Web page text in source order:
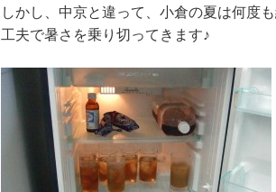
しかし、中京と違って、小倉の夏は何度
工夫で暑さを乗り切ってきます♪